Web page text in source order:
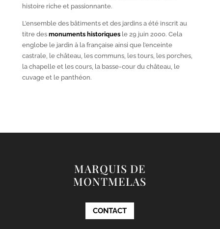
histoire riche et passionnante.
L’ensemble des bâtiments et des jardins a été inscrit au
titre des monuments historiquesle 29 juin 2000. Cela
englobe le jardin à la française ainsi que l’enceinte
castrale, le château, les communs, les tours, les porches,
la chapelle et les cours, la basse-cour du château, le
cuvage et le panthéon.
MARQUIS DE
MONTMELAS
CONTACT